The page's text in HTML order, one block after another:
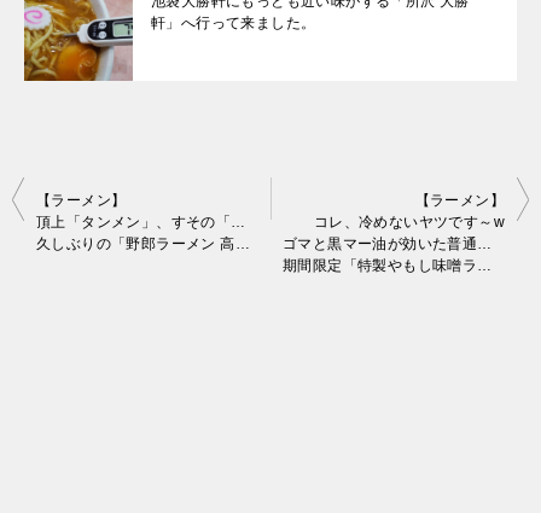
軒」へ行って来ました。
投
【ラーメン】
頂上「タンメン」、すその「筋肉チャーシュー」、水面下「G系」♪
久しぶりの「野郎ラーメン 高田馬場店」で、コッテリよんw
【ラーメン】
コレ、冷めないヤツです～w
ゴマと黒マー油が効いた普通に旨い味噌ラーメン!?
期間限定「特製やもし味噌ラーメン」をラーメン山岡家 狭山店で朝ラー♪